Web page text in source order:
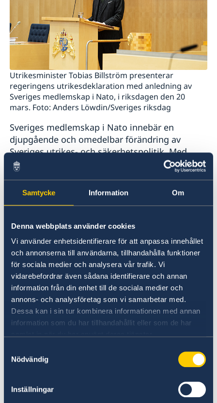
Samtycke Information Om
Denna webbplats använder cookies
Vi använder enhetsidentifierare för att anpassa innehållet
och annonserna till användarna, tillhandahålla funktioner
för sociala medier och analysera vår trafik. Vi
vidarebefordrar även sådana identifierare och annan
information från din enhet till de sociala medier och
annons- och analysföretag som vi samarbetar med.
Dessa kan i sin tur kombinera informationen med annan
information som du har tillhandahållit eller som de har
Nödvändig
Inställningar
Utrikesminister Tobias Billström presenterar
regeringens utrikesdeklaration med anledning av
Sveriges medlemskap i Nato, i riksdagen den 20
mars. Foto: Anders Löwdin/Sveriges riksdag
Sveriges medlemskap i Nato innebär en
djupgående och omedelbar förändring av
Sveriges utrikes- och säkerhetspolitik. Med
anledning av detta har regeringen i dag
presenterat en extra utrikesdeklaration.
– Medlemskapet i Nato kommer att utgöra en
säkerhetspolitik. Sverige ska vara en trovärdig,
pålitlig och solidarisk allierad, säger
utrikesminister Tobias Billström.
Som medlem i Nato kommer Sverige att
engagera sig i alla Natos kärnuppgifter:
avskräckning och kollektivt försvar,
krishantering och säkerhetssamarbeten.
utrikes- och säkerhetspolitik vilket innebär att
rättigheter och jämställdhet, och vara en stark
röst för rustningskontroll, nedrustning och